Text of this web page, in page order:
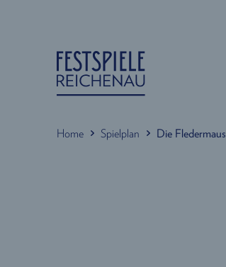
Home Spielplan Die Fledermaus